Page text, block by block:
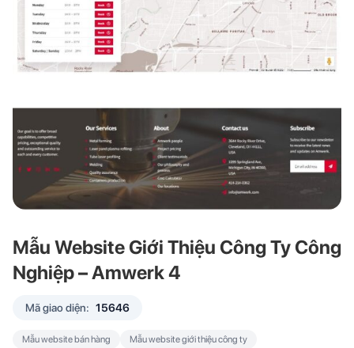
Mẫu Website Giới Thiệu Công Ty Công
Nghiệp – Amwerk 4
Mã giao diện: 15646
Mẫu website bán hàng
Mẫu website giới thiệu công ty